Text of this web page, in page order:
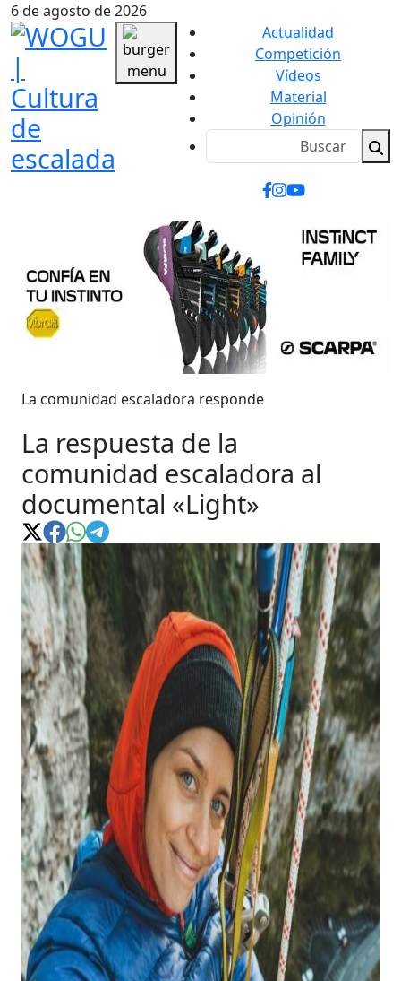
6 de agosto de 2026
Actualidad
Competición
Vídeos
Material
Opinión
La comunidad escaladora responde
La respuesta de la
comunidad escaladora al
documental «Light»